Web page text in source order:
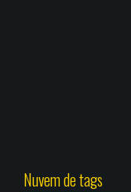
Nuvem de tags